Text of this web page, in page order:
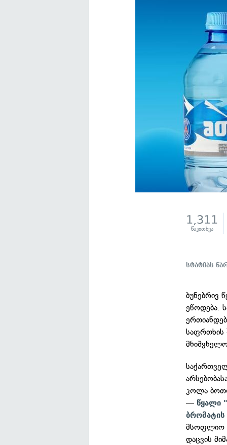
1,311
წაკითხვა
სტატიას
ბუნებრივ
ეწოდება.
საფრთხის
კოლა
— წყალი
მსოფლიო
დაცვის